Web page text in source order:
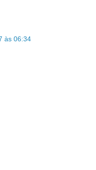
às 06:34